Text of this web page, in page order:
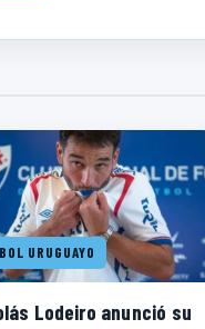
URUGUAYO
Lodeiro anunció su